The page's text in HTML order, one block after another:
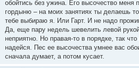
обойтись без ужина. Его высочество
гордыню – на моих занятиях ты делаешь
тебе выбираю я. Или Гарт. И не надо
Да, еще пару недель шевелить левой
неприятно. Но правая-то в порядке, так
надейся. Пес ее высочества умнее вас
сначала думает, а потом кусает.